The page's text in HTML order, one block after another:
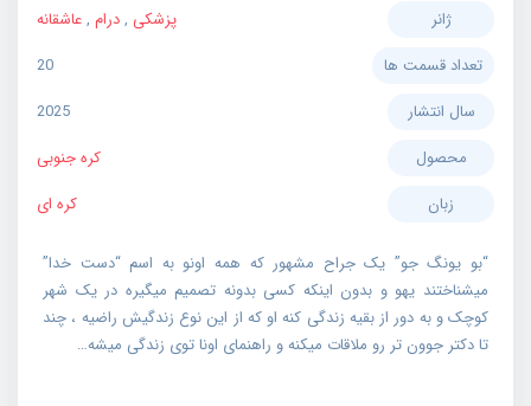
ژانر پزشکی ,درام ,عاشقانه
تعداد قسمت ها
20
سال انتشار
2025
محصول
کره جنوبی
زبان
کره ای
“بو یونگ جو” یک جراح مشهور که همه اونو به اسم “دست خدا”
میشناختند یهو و بدون اینکه کسی بدونه تصمیم میگیره در یک شهر
کوچک و به دور از بقیه زندگی کنه او که از این نوع زندگیش راضیه ، چند
تا دکتر جوون تر رو ملاقات میکنه و راهنمای اونا توی زندگی میشه…